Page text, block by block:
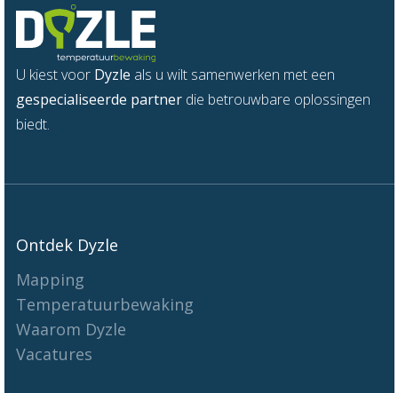
U kiest voor Dyzle als u wilt samenwerken met een
gespecialiseerde partner die betrouwbare oplossingen
biedt.
Ontdek Dyzle
Mapping
Temperatuurbewaking
Waarom Dyzle
Vacatures